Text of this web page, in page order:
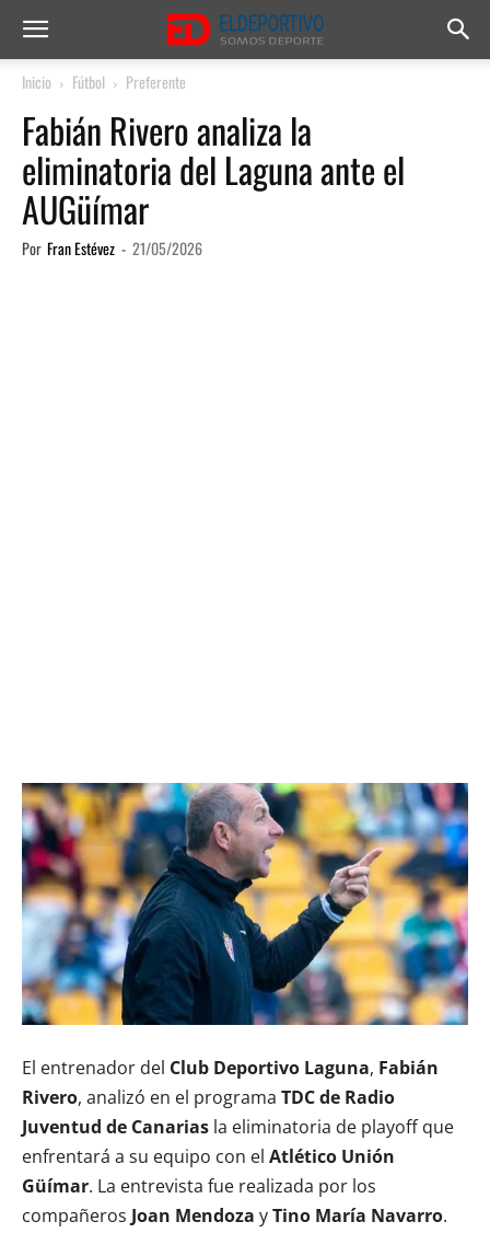
Inicio Fútbol Preferente
Fabián Rivero analiza la
eliminatoria del Laguna ante el
AUGüímar
Por Fran Estévez - 21/05/2026
El entrenador del Club Deportivo Laguna, Fabián
Rivero, analizó en el programa TDC de Radio
Juventud de Canarias la eliminatoria de playoff que
enfrentará a su equipo con el Atlético Unión
Güímar. La entrevista fue realizada por los
compañeros Joan Mendoza yTino María Navarro.